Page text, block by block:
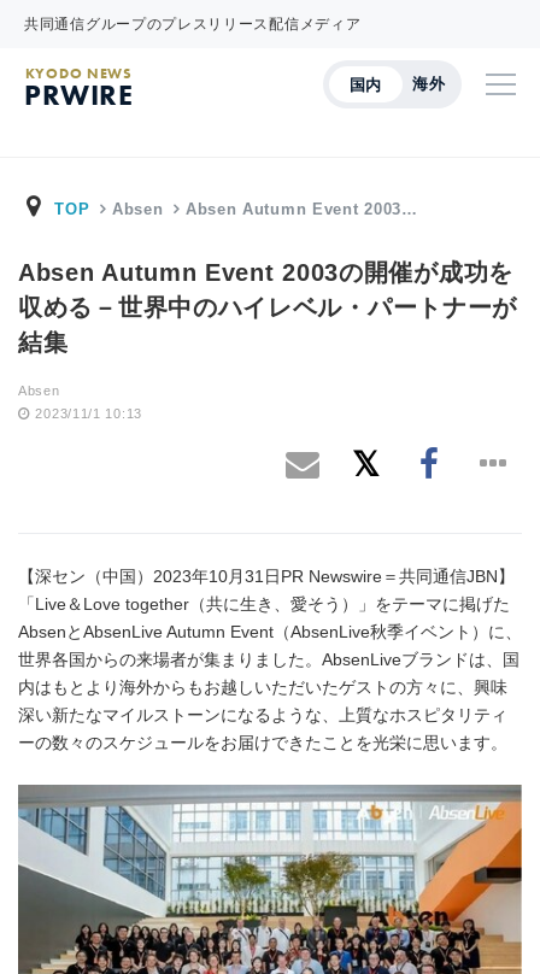
共同通信グループのプレスリリース配信メディア
国内 海外
KYODO NEWS
PRWIRE
TOP Absen Absen Autumn Event 2003…
Absen Autumn Event 2003の開催が成功を
収める－世界中のハイレベル・パートナーが
結集
Absen
2023/11/1 10:13
【深セン（中国）2023年10月31日PR Newswire＝共同通信JBN】
「Live＆Love together（共に生き、愛そう）」をテーマに掲げた
AbsenとAbsenLive Autumn Event（AbsenLive秋季イベント）に、
世界各国からの来場者が集まりました。AbsenLiveブランドは、国
内はもとより海外からもお越しいただいたゲストの方々に、興味
深い新たなマイルストーンになるような、上質なホスピタリティ
ーの数々のスケジュールをお届けできたことを光栄に思います。